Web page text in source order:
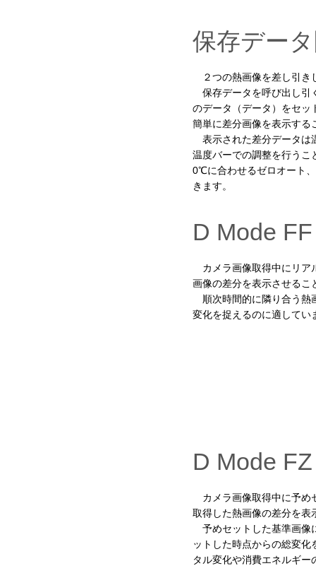
保存デー
２つの熱画像を差し引き
保存データを呼び出し引
のデータ（データ）をセッ
簡単に差分画像を表示する
表示された差分データは
温度バーでの調整を行うこ
0℃に合わせるゼロオート
きます。
D Mode
カメラ画像取得中にリア
画像の差分を表示させるこ
順次時間的に隣り合う熱
変化を捉えるのに適してい
D Mode
カメラ画像取得中に予め
取得した熱画像の差分を表
予めセットした基準画像
ットした時点からの総変
タル変化や消費エネルギ